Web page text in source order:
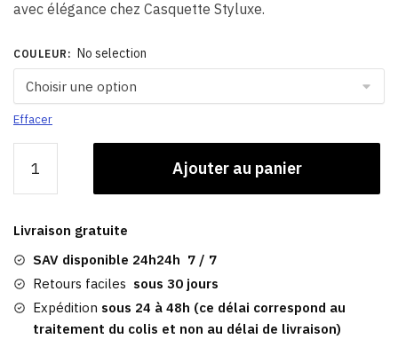
avec élégance chez Casquette Styluxe.
COULEUR : No selection
Effacer
Casquette
Femme
Hiver​
|
Cynthia
Ajouter au panier
Livraison gratuite
SAV disponible 24h24h 7 / 7
Retours faciles sous 30 jours
Expédition sous 24 à 48h (ce délai correspond au
traitement du colis et non au délai de livraison)